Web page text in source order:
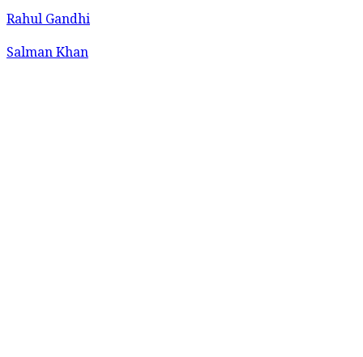
Rahul Gandhi
Salman Khan